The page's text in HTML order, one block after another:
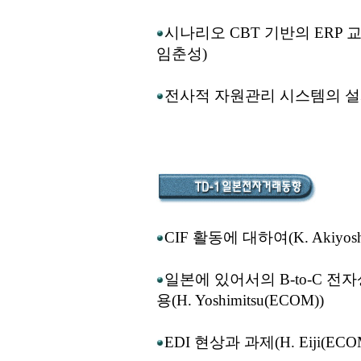
시나리오 CBT 기반의 ERP
임춘성)
전사적 자원관리 시스템의
CIF 활동에 대하여(K.
일본에 있어서의 B-to-C 전
용(H. Yoshimitsu(ECOM))
EDI 현상과 과제(H.